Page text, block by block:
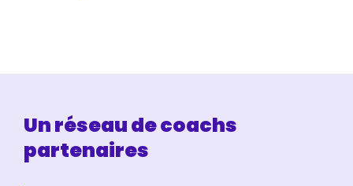
Un réseau de coachs
partenaires